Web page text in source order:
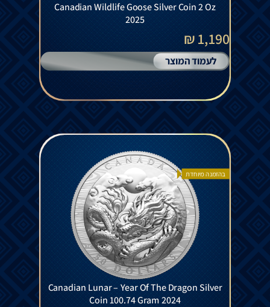
Canadian Wildlife Goose Silver Coin 2 Oz
2025
1,190 ₪
לעמוד המוצר
בהזמנה מיוחדת
Canadian Lunar – Year Of The Dragon Silver
Coin 100.74 Gram 2024